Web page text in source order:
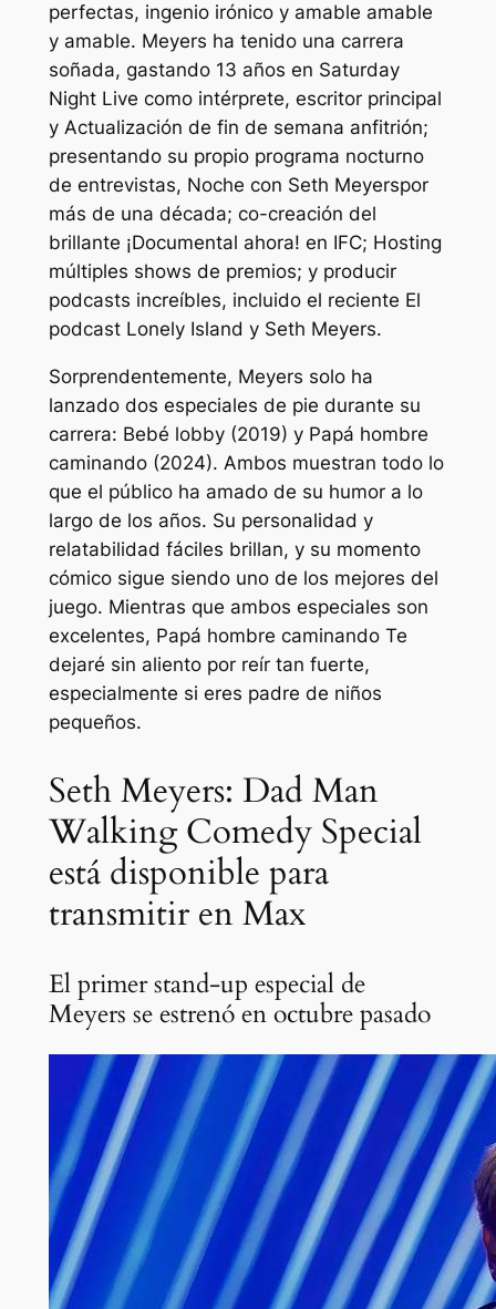
perfectas, ingenio irónico y amable amable
y amable. Meyers ha tenido una carrera
soñada, gastando 13 años en Saturday
Night Live como intérprete, escritor principal
y Actualización de fin de semana anfitrión;
presentando su propio programa nocturno
de entrevistas, Noche con Seth Meyerspor
más de una década; co-creación del
brillante ¡Documental ahora! en IFC; Hosting
múltiples shows de premios; y producir
podcasts increíbles, incluido el reciente El
podcast Lonely Island y Seth Meyers.
Sorprendentemente, Meyers solo ha
lanzado dos especiales de pie durante su
carrera: Bebé lobby(2019) y Papá hombre
caminando(2024). Ambos muestran todo lo
que el público ha amado de su humor a lo
largo de los años. Su personalidad y
relatabilidad fáciles brillan, y su momento
cómico sigue siendo uno de los mejores del
juego. Mientras que ambos especiales son
excelentes, Papá hombre caminandoTe
dejaré sin aliento por reír tan fuerte,
especialmente si eres padre de niños
pequeños.
Seth Meyers: Dad Man
Walking Comedy Special
está disponible para
transmitir en Max
El primer stand-up especial de
Meyers se estrenó en octubre pasado